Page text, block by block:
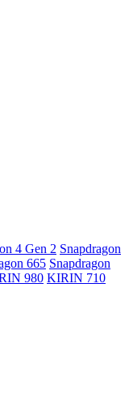
4 Gen 2 Snapdragon
665 Snapdragon
980 KIRIN 710